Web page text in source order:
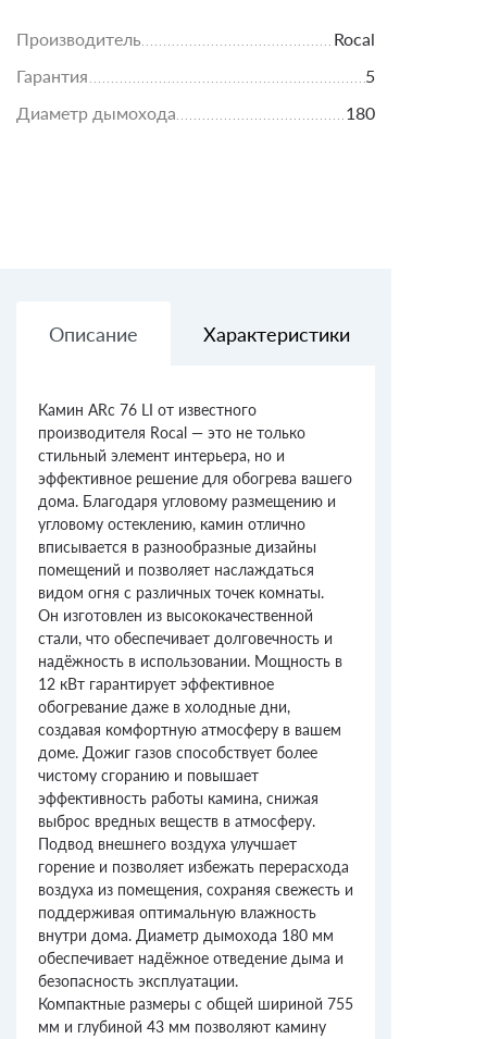
Производитель
Rocal
Гарантия
5
Диаметр дымохода
180
Описание Характеристики
Камин ARc 76 LI от известного
производителя Rocal — это не только
стильный элемент интерьера, но и
эффективное решение для обогрева вашего
дома. Благодаря угловому размещению и
угловому остеклению, камин отлично
вписывается в разнообразные дизайны
помещений и позволяет наслаждаться
видом огня с различных точек комнаты.
Он изготовлен из высококачественной
стали, что обеспечивает долговечность и
надёжность в использовании. Мощность в
12 кВт гарантирует эффективное
обогревание даже в холодные дни,
создавая комфортную атмосферу в вашем
доме. Дожиг газов способствует более
чистому сгоранию и повышает
эффективность работы камина, снижая
выброс вредных веществ в атмосферу.
Подвод внешнего воздуха улучшает
горение и позволяет избежать перерасхода
воздуха из помещения, сохраняя свежесть и
поддерживая оптимальную влажность
внутри дома. Диаметр дымохода 180 мм
обеспечивает надёжное отведение дыма и
безопасность эксплуатации.
Компактные размеры с общей шириной 755
мм и глубиной 43 мм позволяют камину